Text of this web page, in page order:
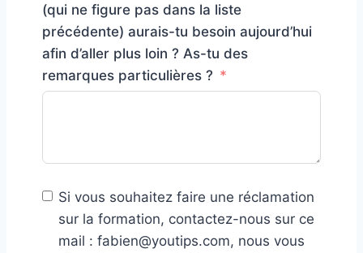
(qui ne figure pas dans la liste
précédente) aurais-tu besoin aujourd’hui
afin d’aller plus loin ? As-tu des
remarques particulières ?
Si vous souhaitez faire une réclamation
sur la formation, contactez-nous sur ce
mail : fabien@youtips.com, nous vous